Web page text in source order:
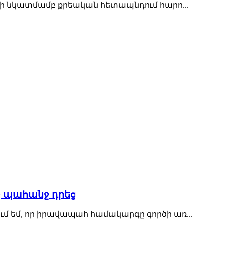
նկատմամբ քրեական հետապնդում հարո...
պահանջ դրեց
եմ, որ իրավապահ համակարգը գործի առ...